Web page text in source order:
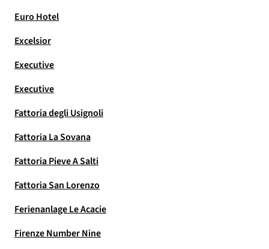
Euro Hotel
Excelsior
Executive
Executive
Fattoria degli Usignoli
Fattoria La Sovana
Fattoria Pieve A Salti
Fattoria San Lorenzo
Ferienanlage Le Acacie
Firenze Number Nine